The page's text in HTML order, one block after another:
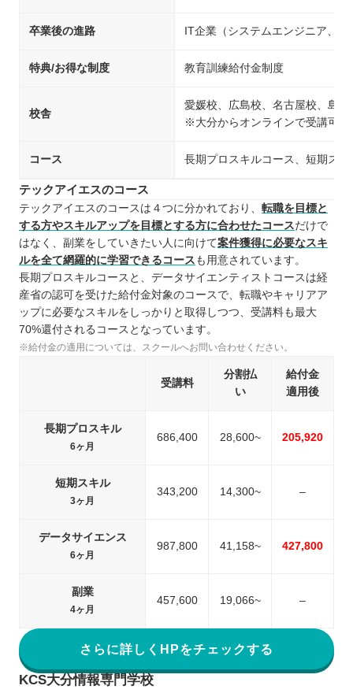
卒業後の進路 IT企業（システムエンジニア、
特典/お得な制度 教育訓練給付金制度
校舎
愛媛校、広島校、名古屋校、島根
※大分からオンラインで受講可能
コース 長期プロスキルコース、短期ス
テックアイエスのコース
テックアイエスのコースは４つに分かれており、 転職を目標と
する方やスキルアップを目標とする方に合わせたコースだけで
はなく、副業をしていきたい人に向けて案件獲得に必要なスキ
ルを全て網羅的に学習できるコース も用意されています。
長期プロスキルコースと、データサイエンティストコースは経
産省の認可を受けた給付金対象のコースで、転職やキャリアア
ップに必要なスキルをしっかりと取得しつつ、受講料も最大
70%還付されるコースとなっています。
※給付金の適用については、スクールへお問い合わせください。
受講料
分割払
い
給付金
適用後
長期プロスキル
6ヶ月
686,400 28,600~ 205,920
短期スキル
3ヶ月
343,200 14,300~ –
データサイエンス
6ヶ月
987,800 41,158~ 427,800
副業
4ヶ月
457,600 19,066~ –
さらに詳しくHPをチェックする
KCS大分情報専門学校